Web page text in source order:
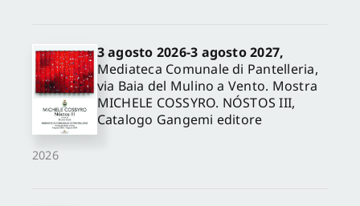
2026
3 agosto 2026-3 agosto 2027,
Mediateca Comunale di Pantelleria,
via Baia del Mulino a Vento. Mostra
MICHELE COSSYRO. NÓSTOS III,
Catalogo Gangemi editore